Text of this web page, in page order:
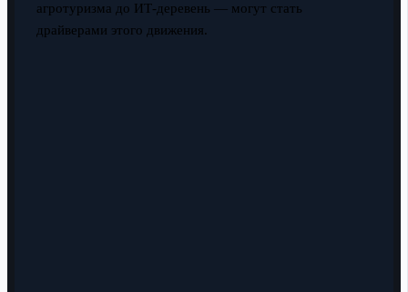
агротуризма до ИТ-деревень — могут стать
драйверами этого движения.